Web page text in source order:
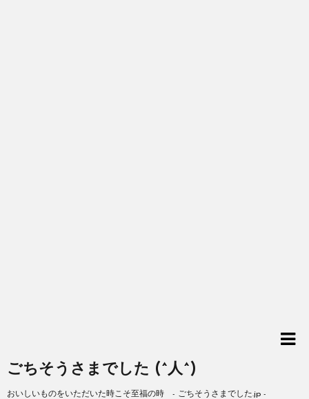
ごちそうさまでした (^人^)
おいしいものをいただいた時こそ至福の時 - ごちそうさまでした.jp -